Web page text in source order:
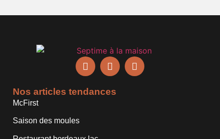
Nos articles tendances
McFirst
Saison des moules